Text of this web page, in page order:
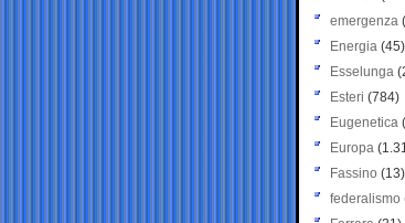
emergenza
Energia (45)
Esselunga
Esteri (784)
Eugenetica
Europa
Fassino (13)
federalismo